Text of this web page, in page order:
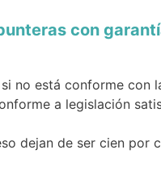
con
no está conforme con
a legislación
dejan de ser cien por